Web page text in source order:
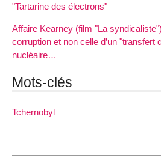
"Tartarine des électrons"
Affaire Kearney (film "La
corruption et non celle d’un "transfert
nucléaire…
Mots-clés
Tchernobyl